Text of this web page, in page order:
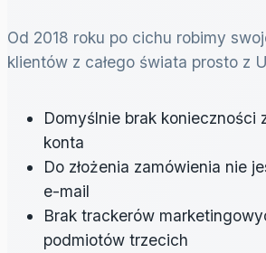
Od 2018 roku po cichu robimy
klientów z całego świata prosto z
Domyślnie brak konieczności
konta
Do złożenia zamówienia nie
e-mail
Brak trackerów
podmiotów trzecich